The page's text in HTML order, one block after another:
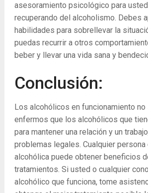
asesoramiento psicológico para
recuperando del alcoholismo. Debes
habilidades para sobrellevar la
puedas recurrir a otros
beber y llevar una vida sana y
Conclusión:
Los alcohólicos en funcionamiento no
enfermos que los alcohólicos que
para mantener una relación y un
problemas legales. Cualquier persona
alcohólica puede obtener beneficios
tratamientos. Si usted o cualquier
alcohólico que funciona, tome